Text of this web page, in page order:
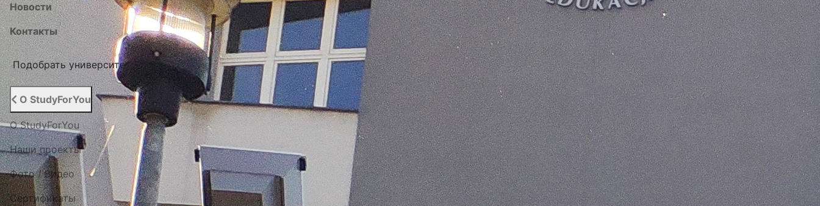
Новости
Контакты
Подобрать университет
О StudyForYou
О StudyForYou
Наши проекты
Фото / Видео
Cертификаты